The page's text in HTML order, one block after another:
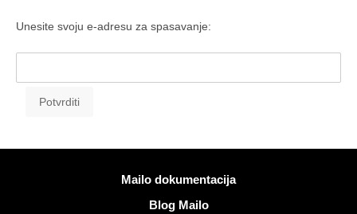
Unesite svoju e-adresu za spasavanje:
Mailo dokumentacija
Blog Mailo